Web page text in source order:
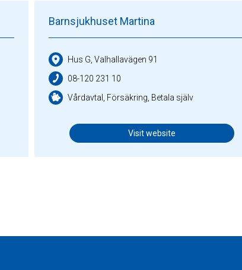
Barnsjukhuset Martina
Hus G, Valhallavägen 91
08-120 231 10
Vårdavtal, Försäkring, Betala själv
Visit website